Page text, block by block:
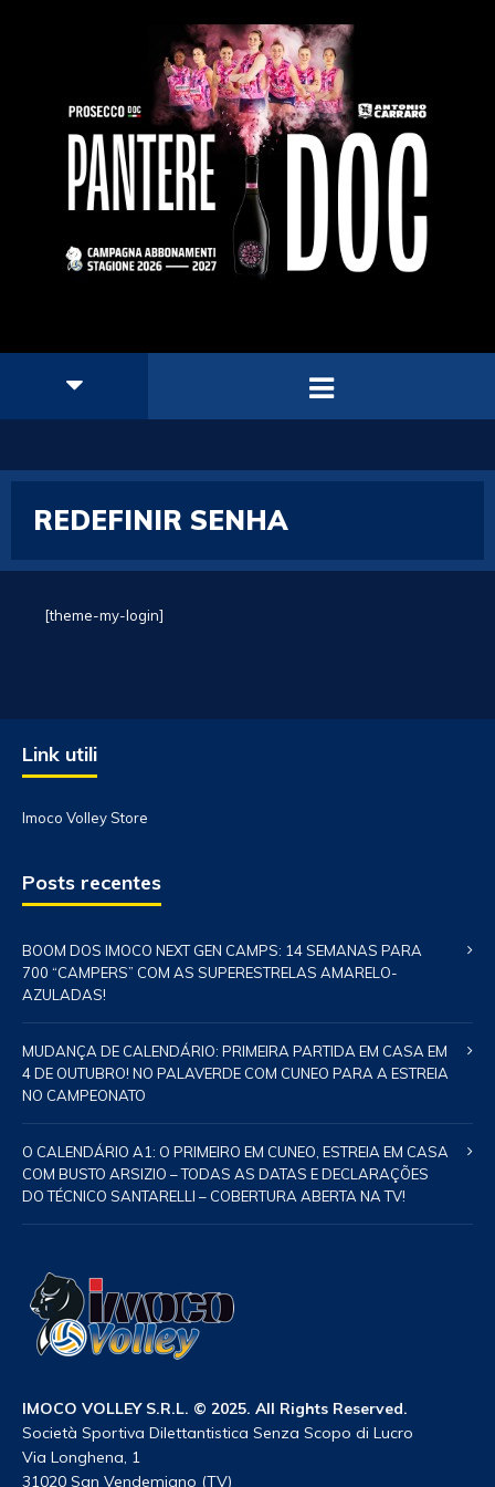
REDEFINIR SENHA
[theme-my-login]
Link utili
Imoco Volley Store
Posts recentes
BOOM DOS IMOCO NEXT GEN CAMPS: 14 SEMANAS PARA
700 “CAMPERS” COM AS SUPERESTRELAS AMARELO-
AZULADAS!
MUDANÇA DE CALENDÁRIO: PRIMEIRA PARTIDA EM CASA EM
4 DE OUTUBRO! NO PALAVERDE COM CUNEO PARA A ESTREIA
NO CAMPEONATO
O CALENDÁRIO A1: O PRIMEIRO EM CUNEO, ESTREIA EM CASA
COM BUSTO ARSIZIO – TODAS AS DATAS E DECLARAÇÕES
DO TÉCNICO SANTARELLI – COBERTURA ABERTA NA TV!
IMOCO VOLLEY S.R.L. © 2025. All Rights Reserved.
Società Sportiva Dilettantistica Senza Scopo di Lucro
Via Longhena, 1
31020 San Vendemiano (TV)